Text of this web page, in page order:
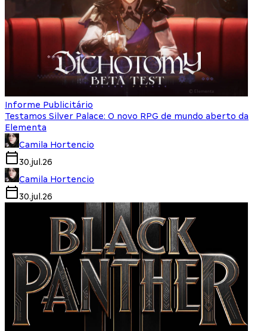
Informe Publicitário
Testamos Silver Palace: O novo RPG de mundo aberto da
Elementa
Camila Hortencio
30.jul.26
Camila Hortencio
30.jul.26